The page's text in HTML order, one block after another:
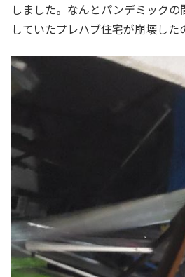
しました。なんとパンデミック
していたプレハブ住宅が崩壊した